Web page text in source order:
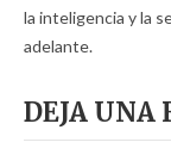
la inteligencia y la
adelante.
DEJA UNA